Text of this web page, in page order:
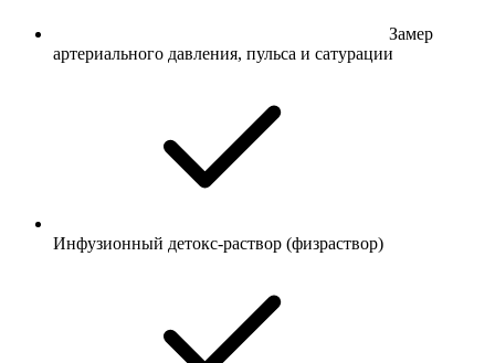
Замер
артериального давления, пульса и сатурации
Инфузионный детокс-раствор (физраствор)